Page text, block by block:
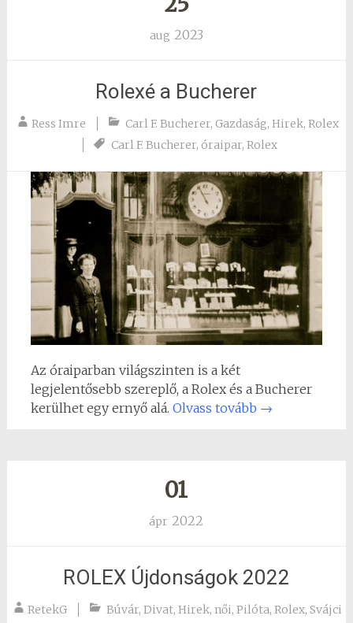
aug 2023
Rolexé a Bucherer
Ress Imre Carl F. Bucherer, Gazdaság, Hirek, Rolex
Carl F. Bucherer, óraipar,Rolex
Az óraiparban világszinten is a két
legjelentősebb szereplő, a Rolex és a Bucherer
kerülhet egy ernyő alá. Olvass tovább →
01
ápr 2022
ROLEX Újdonságok 2022
RetekG Búvár,Divat,Hirek, női,Pilóta,Rolex,Svájci